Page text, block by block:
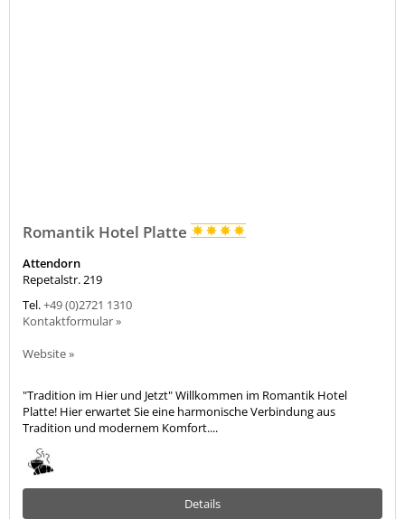
Romantik Hotel Platte
Attendorn
Repetalstr. 219
Tel.+49 (0)2721 1310
Kontaktformular »
Website »
"Tradition im Hier und Jetzt" Willkommen im Romantik Hotel
Platte! Hier erwartet Sie eine harmonische Verbindung aus
Tradition und modernem Komfort....
Details